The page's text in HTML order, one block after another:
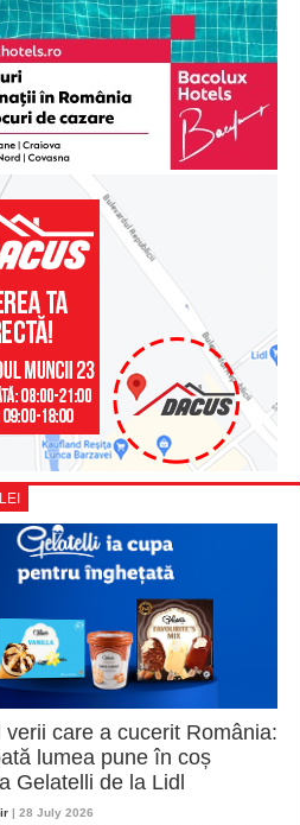
verii care a cucerit România:
lumea pune în coș
Gelatelli de la Lidl
| 28 July 2026